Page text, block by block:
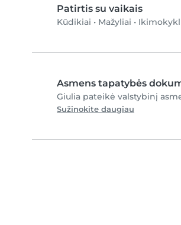
Patirtis su vaikais
Kūdikiai • Mažyliai •
Asmens tapatybės
Giulia pateikė valstybinį
Sužinokite daugiau